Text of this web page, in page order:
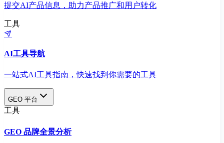
提交AI产品信息，助力产品推广和用户转化
工具
AI工具导航
一站式AI工具指南，快速找到你需要的工具
GEO 平台
工具
GEO 品牌全景分析